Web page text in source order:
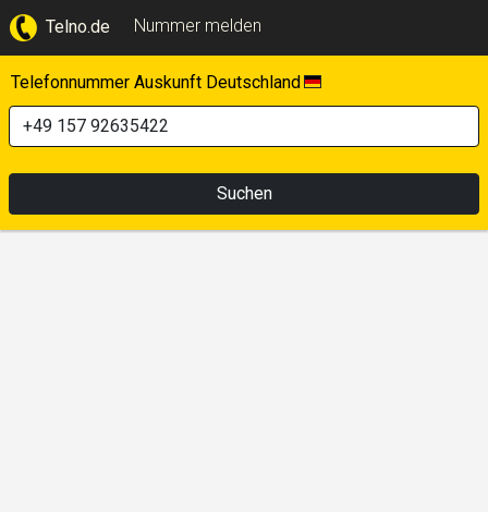
Telno.de Nummer melden
Telefonnummer Auskunft Deutschland
Suchen